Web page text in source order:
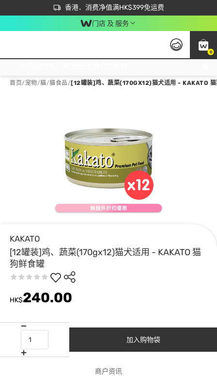
香港．消费净值满HK$399免运费
立即成为易赏钱会员尽享独家优惠
首次APP下单买满$450 输入 NEWAPP 即减$50
门店 及 服务
0
首页/ 宠物/貓/貓食品/ [12罐装]鸡、蔬菜(170GX12)猫犬适用 - KAKATO 猫
KAKATO
[12罐装]鸡、蔬菜(170gx12)猫犬适用 - KAKATO 猫
狗鲜食罐
HK$240.00
加入购物袋
商户资讯